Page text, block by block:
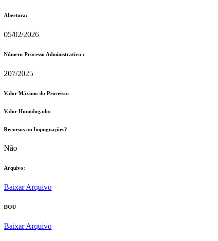
Abertura:
05/02/2026
Número Processo Administrativo :
207/2025
Valor Máximo do Processo: ​
Valor Homologado: ​
Recursos ou Impugnações? ​
Não
Arquivo:
Baixar Arquivo
DOU
Baixar Arquivo